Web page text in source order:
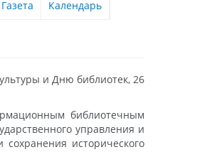
Газета Календарь
и Дню библиотек, 26
библиотечным
управления и
исторического